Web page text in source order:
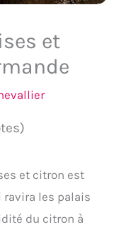
et
et citron est
ravira les palais
du citron à